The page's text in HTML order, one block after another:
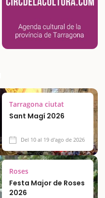
Tarragona ciutat
Sant Magí 2026
Del 10 al 19 d'ago de 2026
Roses
Festa Major de Roses
2026